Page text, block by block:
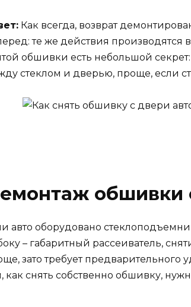
Как всегда, возврат
те же действия производятся
обшивки есть небольшой секрет:
стеклом и дверью, проще, если
обшивки
авто оборудовано
– габаритный рассеиватель,
зато требует предварительного
как снять собственно обшивку,